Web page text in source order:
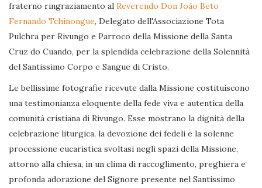
fraterno ringraziamento al Reverendo Don João Beto
Fernando Tchinongue, Delegato dell'Associazione Tota
Pulchra per Rivungo e Parroco della Missione della Santa
Cruz do Cuando, per la splendida celebrazione della Solennità
del Santissimo Corpo e Sangue di Cristo.
Le bellissime fotografie ricevute dalla Missione costituiscono
una testimonianza eloquente della fede viva e autentica della
comunità cristiana di Rivungo. Esse mostrano la dignità della
celebrazione liturgica, la devozione dei fedeli e la solenne
processione eucaristica svoltasi negli spazi della Missione,
attorno alla chiesa, in un clima di raccoglimento, preghiera e
profonda adorazione del Signore presente nel Santissimo